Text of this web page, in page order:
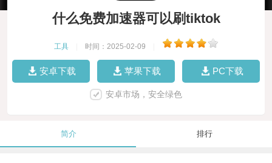
什么免费加速器可以刷tiktok
工具 时间：2025-02-09
安卓下载 苹果下载 PC下载
安卓市场，安全绿色
简介 排行